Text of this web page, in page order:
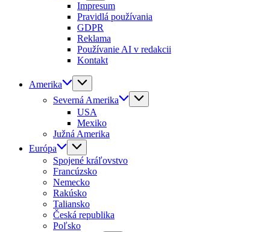
Impresum
Pravidlá používania
GDPR
Reklama
Používanie AI v redakcii
Kontakt
Amerika
Severná Amerika
USA
Mexiko
Južná Amerika
Európa
Spojené kráľovstvo
Francúzsko
Nemecko
Rakúsko
Taliansko
Česká republika
Poľsko